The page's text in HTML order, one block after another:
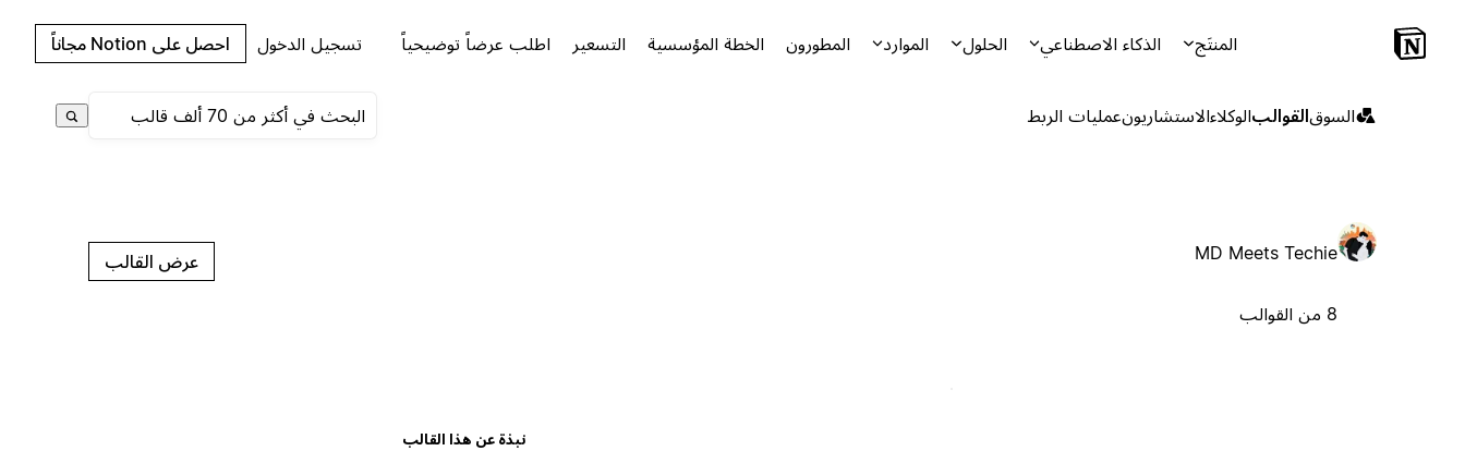
المنتَج الذكاء الاصطناعي الحلول الموارد المطورون الخطة المؤسسية التسعير اطلب عرضاً توضيحياً تسجيل الدخول احصل على Notion مجاناً
السوقالقوالبالوكلاءالاستشاريونعمليات الربط
MD Meets Techie
8 من القوالب
عرض القالب
نبذة عن هذا القالب